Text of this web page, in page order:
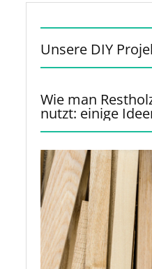
Unsere DIY
Wie man
nutzt: einige
und Upcycling